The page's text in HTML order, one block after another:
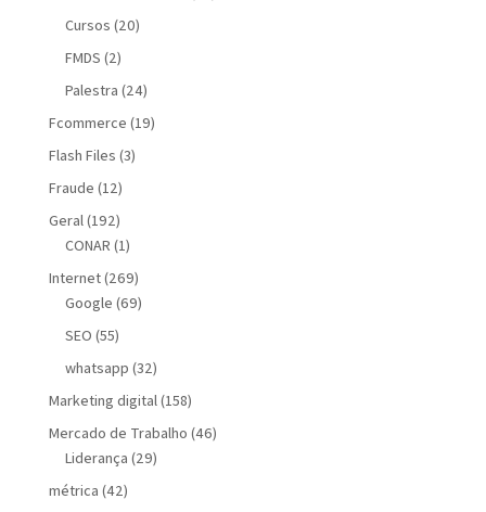
Cursos (20)
FMDS (2)
Palestra (24)
Fcommerce (19)
Flash Files (3)
Fraude (12)
Geral(192)
CONAR (1)
Internet(269)
Google (69)
SEO (55)
whatsapp (32)
Marketing digital(158)
Mercado de Trabalho (46)
Liderança (29)
métrica (42)